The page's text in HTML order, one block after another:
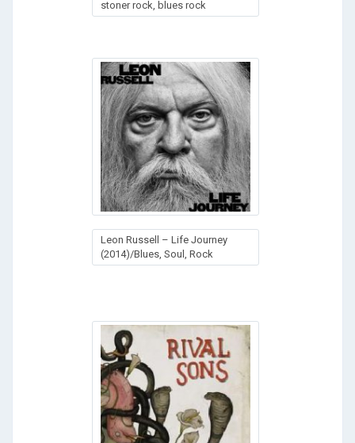
stoner rock, blues rock
Leon Russell – Life Journey
(2014)/Blues, Soul, Rock